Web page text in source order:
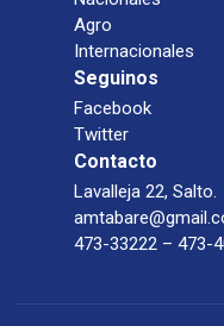
Agro
Internacionales
Seguinos
Facebook
Twitter
Contacto
Lavalleja 22, Salto.
473-33222 – 473-